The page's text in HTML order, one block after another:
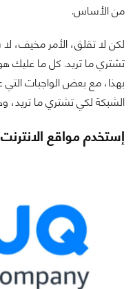
من الأساس.
لكن لا تقلق، الأمر مخيف،
تشتري ما تريد. كل ما عليك هو
بهذا، مع بعض الواجبات
الشبكة لكي تشتري ما تريد،
إستخدم مواقع